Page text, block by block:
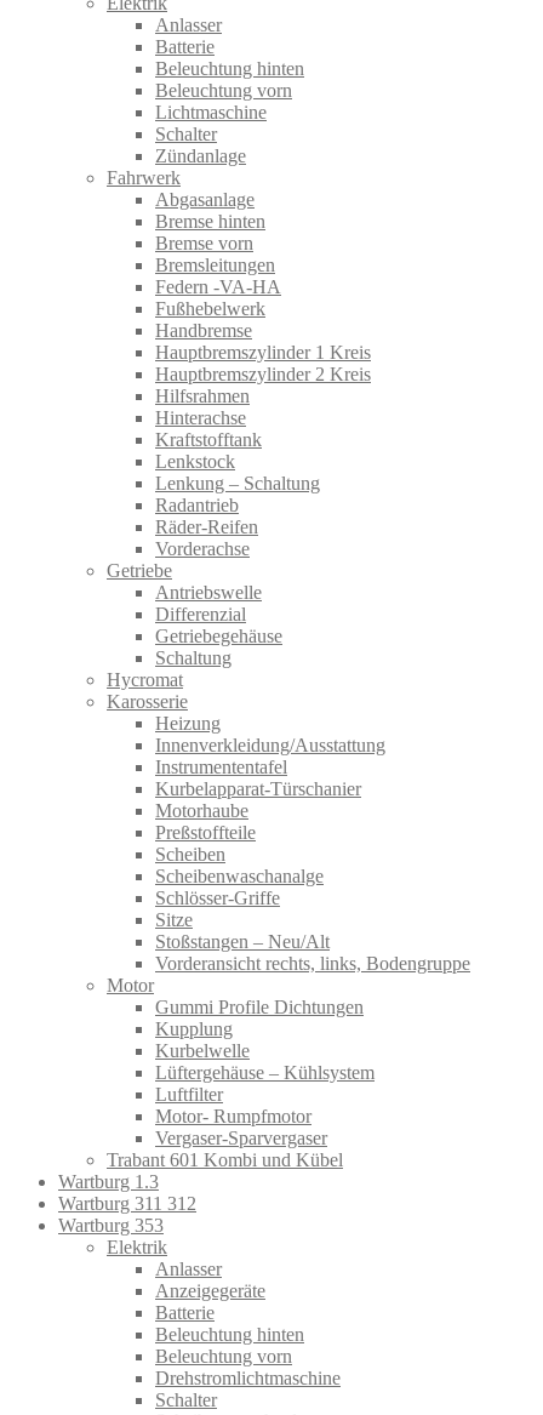
Anlasser
Batterie
Beleuchtung hinten
Beleuchtung vorn
Lichtmaschine
Schalter
Zündanlage
Fahrwerk
Abgasanlage
Bremse hinten
Bremse vorn
Bremsleitungen
Federn -VA-HA
Fußhebelwerk
Handbremse
Hauptbremszylinder 1 Kreis
Hauptbremszylinder 2 Kreis
Hilfsrahmen
Hinterachse
Kraftstofftank
Lenkstock
Lenkung – Schaltung
Radantrieb
Räder-Reifen
Vorderachse
Getriebe
Antriebswelle
Differenzial
Getriebegehäuse
Schaltung
Hycromat
Karosserie
Heizung
Innenverkleidung/Ausstattung
Instrumententafel
Kurbelapparat-Türschanier
Motorhaube
Preßstoffteile
Scheiben
Scheibenwaschanalge
Schlösser-Griffe
Sitze
Stoßstangen – Neu/Alt
Vorderansicht rechts, links, Bodengruppe
Motor
Gummi Profile Dichtungen
Kupplung
Kurbelwelle
Lüftergehäuse – Kühlsystem
Luftfilter
Motor- Rumpfmotor
Vergaser-Sparvergaser
Trabant 601 Kombi und Kübel
Wartburg 1.3
Wartburg 311 312
Wartburg 353
Elektrik
Anlasser
Anzeigegeräte
Batterie
Beleuchtung hinten
Beleuchtung vorn
Drehstromlichtmaschine
Schalter